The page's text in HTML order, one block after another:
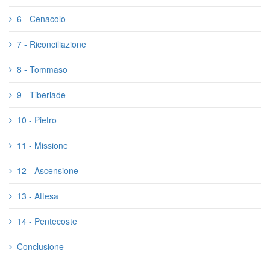
6 - Cenacolo
7 - Riconciliazione
8 - Tommaso
9 - Tiberiade
10 - Pietro
11 - Missione
12 - Ascensione
13 - Attesa
14 - Pentecoste
Conclusione